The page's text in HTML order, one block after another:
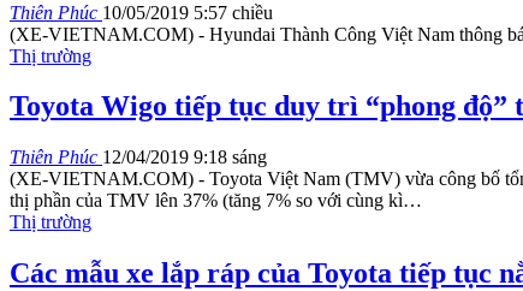
Thiên Phúc 10/05/2019 5:57 chiều
(XE-VIETNAM.COM) - Hyundai Thành Công Việt Nam thông
Thị trường
Toyota Wigo tiếp tục duy trì “phong độ”
Thiên Phúc 12/04/2019 9:18 sáng
(XE-VIETNAM.COM) - Toyota Việt Nam (TMV) vừa công bố
thị phần của TMV lên 37% (tăng 7% so với cùng kì…
Thị trường
Các mẫu xe lắp ráp của Toyota tiếp tục